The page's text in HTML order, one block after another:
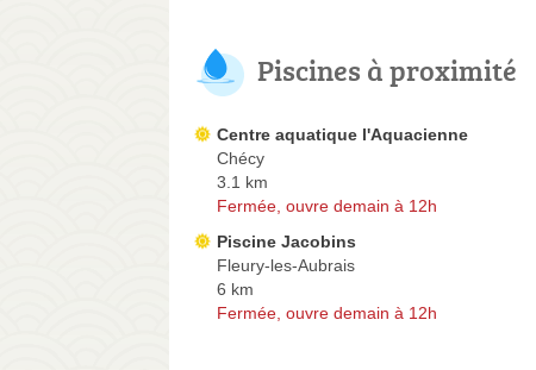
Piscines à proximité
Centre aquatique l'Aquacienne
Chécy
3.1 km
Fermée, ouvre demain à 12h
Piscine Jacobins
Fleury-les-Aubrais
6 km
Fermée, ouvre demain à 12h